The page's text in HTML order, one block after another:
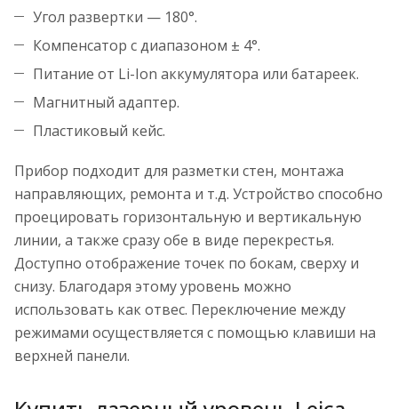
Угол развертки — 180°.
Компенсатор с диапазоном ± 4°.
Питание от Li-Ion аккумулятора или батареек.
Магнитный адаптер.
Пластиковый кейс.
Прибор подходит для разметки стен, монтажа
направляющих, ремонта и т.д. Устройство способно
проецировать горизонтальную и вертикальную
линии, а также сразу обе в виде перекрестья.
Доступно отображение точек по бокам, сверху и
снизу. Благодаря этому уровень можно
использовать как отвес. Переключение между
режимами осуществляется с помощью клавиши на
верхней панели.